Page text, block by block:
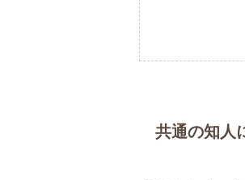
共通の知人